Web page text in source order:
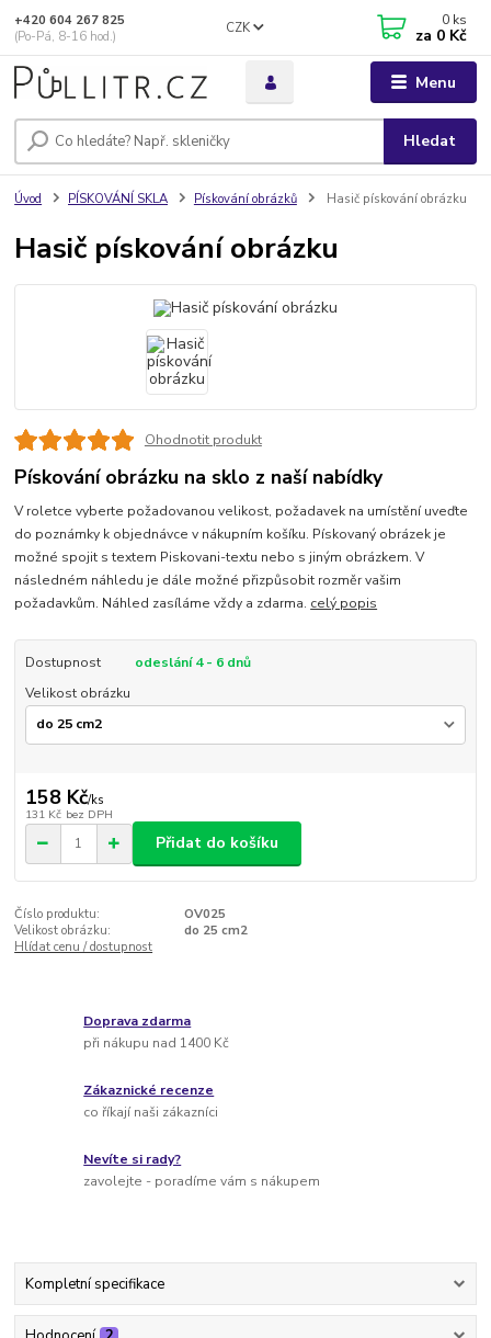
Menu
CZK
Hledat
+420 604 267 825
(Po-Pá, 8-16 hod.)
0 ks
za 0 Kč
Úvod PÍSKOVÁNÍ SKLA Pískování obrázků Hasič pískování obrázku
Hasič pískování obrázku
Ohodnotit produkt
Pískování obrázku na sklo z naší nabídky
V roletce vyberte požadovanou velikost, požadavek na umístění uveďte
do poznámky k objednávce v nákupním košíku. Pískovaný obrázek je
možné spojit s textem Piskovani-textu nebo s jiným obrázkem. V
následném náhledu je dále možné přizpůsobit rozměr vašim
požadavkům. Náhled zasíláme vždy a zdarma. celý popis
Dostupnost
odeslání 4 - 6 dnů
Velikost obrázku
158 Kč/ks
131 Kč bez DPH
Přidat do košíku
Číslo produktu:
OV025
Velikost obrázku:
do 25 cm2
Hlídat cenu / dostupnost
Doprava zdarma
při nákupu nad 1400 Kč
Zákaznické recenze
co říkají naši zákazníci
Nevíte si rady?
zavolejte - poradíme vám s nákupem
Kompletní specifikace